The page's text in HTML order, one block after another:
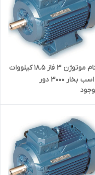
دینام موتوژن ۳ فاز 18.5 کیلووات